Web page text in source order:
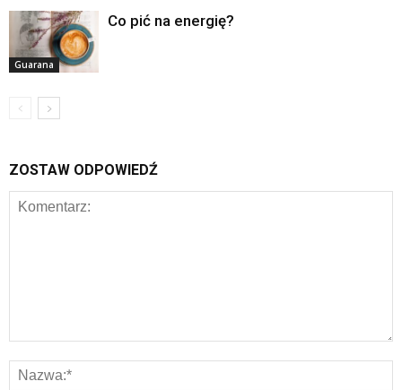
Guarana
Co pić na energię?
ZOSTAW ODPOWIEDŹ